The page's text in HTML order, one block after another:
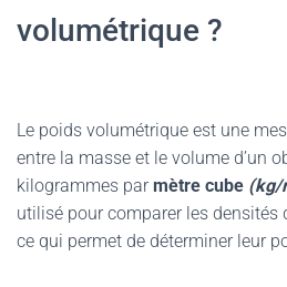
volumétrique ?
Le poids volumétrique est une
entre la masse et le volume d’un
kilogrammes parmètre cube (kg/
utilisé pour comparer les densités
ce qui permet de déterminer leur